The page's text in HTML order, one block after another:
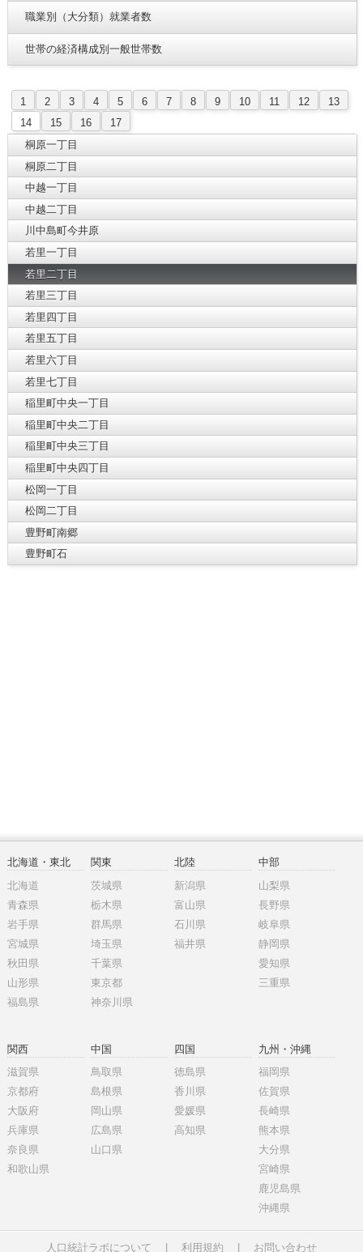
職業別（大分類）就業者数
世帯の経済構成別一般世帯数
1 2 3 4 5 6 7 8 9 10 11 12
13
14
15 16
17
桐原一丁目
桐原二丁目
中越一丁目
中越二丁目
川中島町今井原
若里一丁目
若里二丁目
若里三丁目
若里四丁目
若里五丁目
若里六丁目
若里七丁目
稲里町中央一丁目
稲里町中央二丁目
稲里町中央三丁目
稲里町中央四丁目
松岡一丁目
松岡二丁目
豊野町南郷
豊野町石
北海道・東北
北海道
青森県
岩手県
宮城県
秋田県
山形県
福島県
関東
茨城県
栃木県
群馬県
埼玉県
千葉県
東京都
神奈川県
北陸
新潟県
富山県
石川県
福井県
中部
山梨県
長野県
岐阜県
静岡県
愛知県
三重県
関西
滋賀県
京都府
大阪府
兵庫県
奈良県
和歌山県
中国
鳥取県
島根県
岡山県
広島県
山口県
四国
徳島県
香川県
愛媛県
高知県
九州・沖縄
福岡県
佐賀県
長崎県
熊本県
大分県
宮崎県
鹿児島県
沖縄県
人口統計ラボについて 利用規約 お問い合わせ